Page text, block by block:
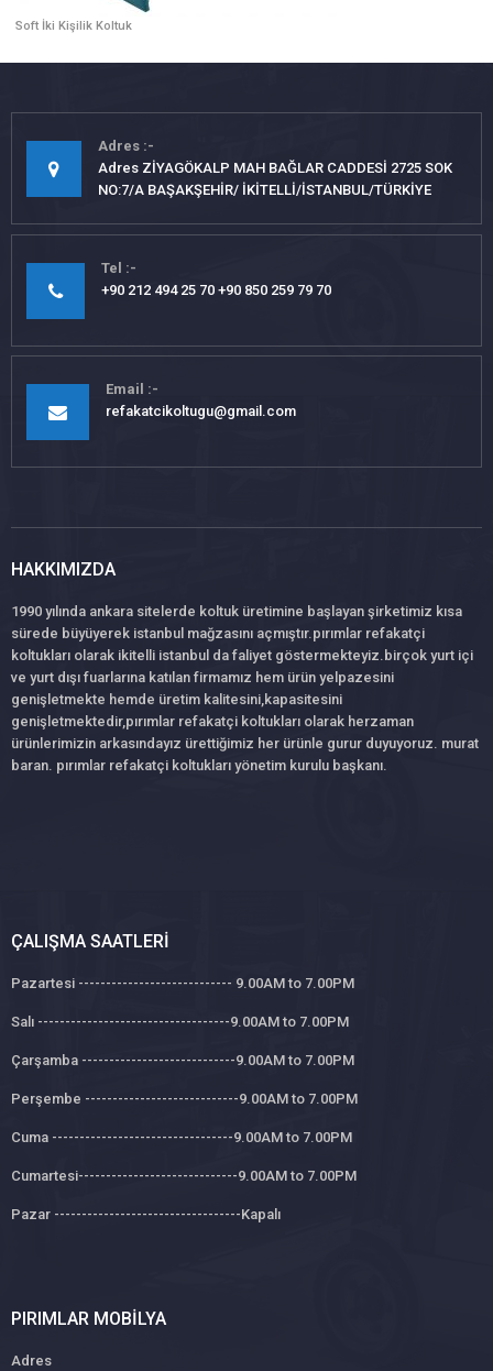
Soft İki Kişilik Koltuk
Adres
Adres ZİYAGÖKALP MAH BAĞLAR CADDESİ 2725 SOK
NO:7/A BAŞAKŞEHİR/ İKİTELLİ/İSTANBUL/TÜRKİYE
Tel
+90 212 494 25 70 +90 850 259 79 70
Email
refakatcikoltugu@gmail.com
HAKKIMIZDA
1990 yılında ankara sitelerde koltuk üretimine başlayan şirketimiz kısa
sürede büyüyerek istanbul mağzasını açmıştır.pırımlar refakatçi
koltukları olarak ikitelli istanbul da faliyet göstermekteyiz.birçok yurt içi
ve yurt dışı fuarlarına katılan firmamız hem ürün yelpazesini
genişletmekte hemde üretim kalitesini,kapasitesini
genişletmektedir,pırımlar refakatçi koltukları olarak herzaman
ürünlerimizin arkasındayız ürettiğimiz her ürünle gurur duyuyoruz. murat
baran. pırımlar refakatçi koltukları yönetim kurulu başkanı.
ÇALIŞMA SAATLERI
Pazartesi ---------------------------- 9.00AM to 7.00PM
Salı -----------------------------------9.00AM to 7.00PM
Çarşamba ----------------------------9.00AM to 7.00PM
Perşembe ----------------------------9.00AM to 7.00PM
Cuma ---------------------------------9.00AM to 7.00PM
Cumartesi-----------------------------9.00AM to 7.00PM
Pazar ----------------------------------Kapalı
PIRIMLAR MOBILYA
Adres